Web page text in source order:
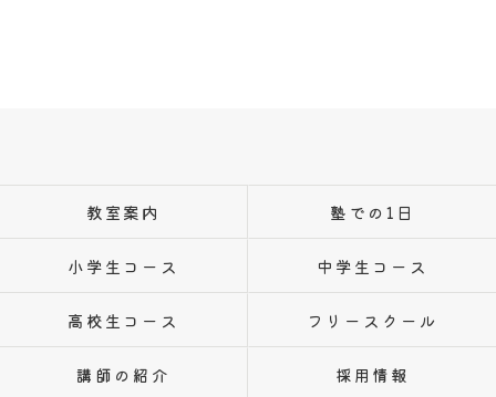
教室案内 塾での1日
小学生コース 中学生コース
高校生コース フリースクール
講師の紹介 採用情報